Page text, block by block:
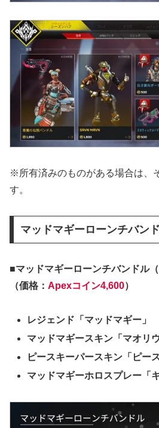
※所有済みのものがある場合は、
す。
マッドマギーローンチバン
■マッドマギーローンチバンドル
（価格： Apexコイン4,600）
レジェンド「マッドマギー」
マッドマギースキン「マオリ
ピースキーパースキン「ピー
マッドマギーホロスプレー「